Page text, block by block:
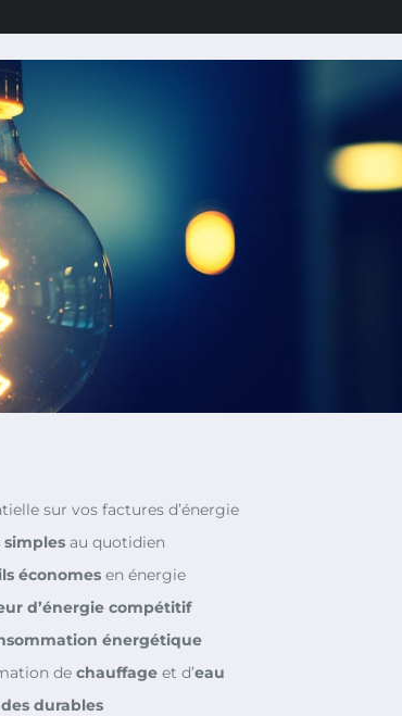
sur vos factures d’énergie
simples au quotidien
économes en énergie
d’énergie compétitif
énergétique
de chauffage et d’eau
durables